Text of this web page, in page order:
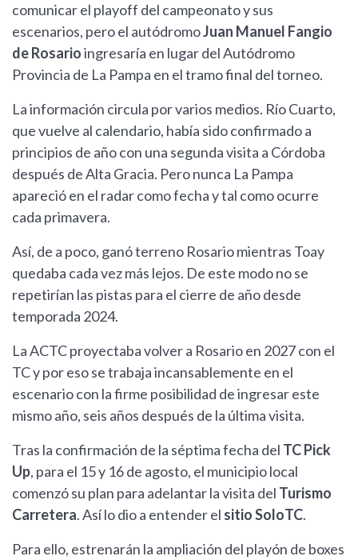
comunicar el playoff del campeonato y sus
escenarios, pero el autódromoJuan Manuel Fangio
de Rosarioingresaría en lugar del Autódromo
Provincia de La Pampa en el tramo final del torneo.
La información circula por varios medios. Río Cuarto,
que vuelve al calendario, había sido confirmado a
principios de año con una segunda visita a Córdoba
después de Alta Gracia. Pero nunca La Pampa
apareció en el radar como fecha y tal como ocurre
cada primavera.
Así, de a poco, ganó terreno Rosario mientras Toay
quedaba cada vez más lejos. De este modo no se
repetirían las pistas para el cierre de año desde
temporada 2024.
La ACTC proyectaba volver a Rosario en 2027 con el
TC y por eso se trabaja incansablemente en el
escenario con la firme posibilidad de ingresar este
mismo año, seis años después de la última visita.
Tras la confirmación de la séptima fecha del TC Pick
Up, para el 15 y 16 de agosto, el municipio local
comenzó su plan para adelantar la visita del Turismo
Carretera. Así lo dio a entender el sitio SoloTC.
Para ello, estrenarán la ampliación del playón de boxes